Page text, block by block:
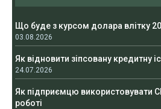
Що буде з курсом долара влітку
03.08.2026
Як відновити зіпсовану кредитну
24.07.2026
Як підприємцю використовувати
роботі